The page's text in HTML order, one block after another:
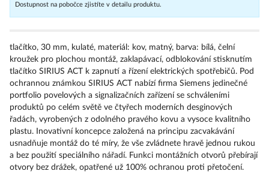
Dostupnost na pobočce zjistíte v detailu produktu.
tlačítko, 30 mm, kulaté, materiál: kov, matný, barva: bílá, čelní
kroužek pro plochou montáž, zaklapávací, odblokování stisknutím
tlačítko SIRIUS ACT k zapnutí a řízení elektrických spotřebičů. Pod
ochrannou známkou SIRIUS ACT nabízí firma Siemens jedinečné
portfolio povelových a signalizačních zařízení se schváleními
produktů po celém světě ve čtyřech moderních desginových
řadách, vyrobených z odolného pravého kovu a vysoce kvalitního
plastu. Inovativní koncepce založená na principu zacvakávání
usnadňuje montáž do té míry, že vše zvládnete hravě jednou rukou
a bez použití speciálního nářadí. Funkci montážních otvorů přebírají
otvory bez drážek, opatřené už 100% ochranou proti přetočení.